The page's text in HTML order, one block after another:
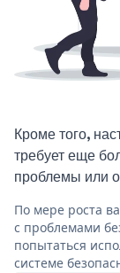
Кроме того,
требует еще
проблемы или
По мере роста
с проблемами
попытаться
системе